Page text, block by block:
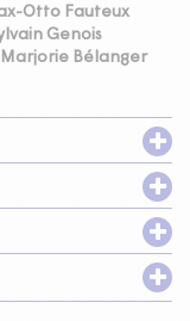
Otto Fauteux
Genois
Marjorie Bélanger